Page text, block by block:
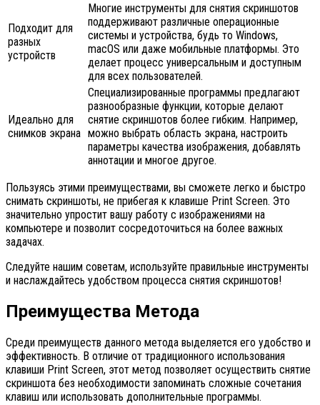
Подходит для
разных
устройств
Многие инструменты для снятия скриншотов
поддерживают различные операционные
системы и устройства, будь то Windows,
macOS или даже мобильные платформы. Это
делает процесс универсальным и доступным
для всех пользователей.
Идеально для
снимков экрана
Специализированные программы предлагают
разнообразные функции, которые делают
снятие скриншотов более гибким. Например,
можно выбрать область экрана, настроить
параметры качества изображения, добавлять
аннотации и многое другое.
Пользуясь этими преимуществами, вы сможете легко и быстро
снимать скриншоты, не прибегая к клавише Print Screen. Это
значительно упростит вашу работу с изображениями на
компьютере и позволит сосредоточиться на более важных
задачах.
Следуйте нашим советам, используйте правильные инструменты
и наслаждайтесь удобством процесса снятия скриншотов!
Преимущества Метода
Среди преимуществ данного метода выделяется его удобство и
эффективность. В отличие от традиционного использования
клавиши Print Screen, этот метод позволяет осуществить снятие
скриншота без необходимости запоминать сложные сочетания
клавиш или использовать дополнительные программы.